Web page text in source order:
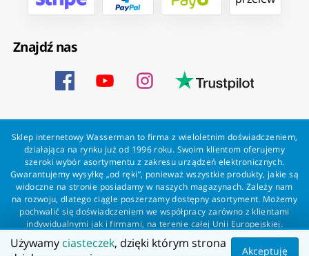
Znajdź nas
Sklep internetowy Wasserman to firma z wieloletnim doświadczeniem,
działająca na rynku już od 1996 roku. Swoim klientom oferujemy
szeroki wybór asortymentu z zakresu urządzeń elektronicznych.
Gwarantujemy wysyłkę „od ręki”, ponieważ wszystkie produkty, jakie są
widoczne na stronie posiadamy w naszych magazynach. Zależy nam
na rozwoju, dlatego ciągle poszerzamy dostępny asortyment. Możemy
pochwalić się doświadczeniem we współpracy zarówno z klientami
indywidualnymi jak i firmami, na terenie całej Unii Europejskiej.
Zapewniamy profesjonalną obsługę każdego klienta oraz szybką i
bezproblemową realizację zamówień. Wasserman - wszystko dla
Używamy ciasteczek, dzięki którym strona
Akceptuję